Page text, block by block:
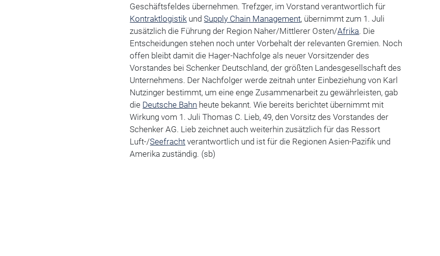
Geschäftsfeldes übernehmen. Trefzger, im Vorstand verantwortlich für
Kontraktlogistik undSupply Chain Management, übernimmt zum 1. Juli
zusätzlich die Führung der Region Naher/Mittlerer Osten/Afrika. Die
Entscheidungen stehen noch unter Vorbehalt der relevanten Gremien. Noch
offen bleibt damit die Hager-Nachfolge als neuer Vorsitzender des
Vorstandes bei Schenker Deutschland, der größten Landesgesellschaft des
Unternehmens. Der Nachfolger werde zeitnah unter Einbeziehung von Karl
Nutzinger bestimmt, um eine enge Zusammenarbeit zu gewährleisten, gab
die Deutsche Bahn heute bekannt. Wie bereits berichtet übernimmt mit
Wirkung vom 1. Juli Thomas C. Lieb, 49, den Vorsitz des Vorstandes der
Schenker AG. Lieb zeichnet auch weiterhin zusätzlich für das Ressort
Luft-/Seefracht verantwortlich und ist für die Regionen Asien-Pazifik und
Amerika zuständig. (sb)